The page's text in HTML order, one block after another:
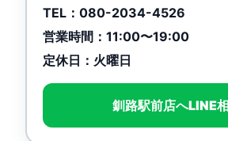
TEL：080-2034-4526
営業時間：11:00〜19:00
定休日：火曜日
釧路駅前店へLINE